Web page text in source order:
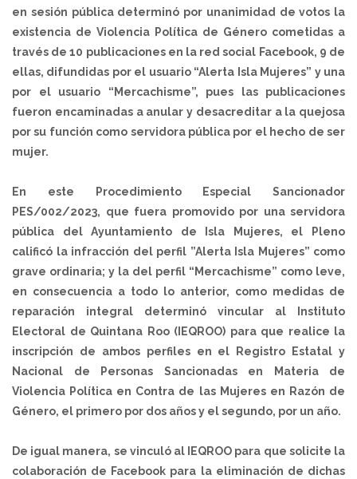
en sesión pública determinó por unanimidad de votos la
existencia de Violencia Política de Género cometidas a
través de 10 publicaciones en la red social Facebook, 9 de
ellas, difundidas por el usuario “Alerta Isla Mujeres” y una
por el usuario “Mercachisme”, pues las publicaciones
fueron encaminadas a anular y desacreditar a la quejosa
por su función como servidora pública por el hecho de ser
mujer.
En este Procedimiento Especial Sancionador
PES/002/2023, que fuera promovido por una servidora
pública del Ayuntamiento de Isla Mujeres, el Pleno
calificó la infracción del perfil ”Alerta Isla Mujeres” como
grave ordinaria; y la del perfil “Mercachisme” como leve,
en consecuencia a todo lo anterior, como medidas de
reparación integral determinó vincular al Instituto
Electoral de Quintana Roo (IEQROO) para que realice la
inscripción de ambos perfiles en el Registro Estatal y
Nacional de Personas Sancionadas en Materia de
Violencia Política en Contra de las Mujeres en Razón de
Género, el primero por dos años y el segundo, por un año.
De igual manera, se vinculó al IEQROO para que solicite la
colaboración de Facebook para la eliminación de dichas